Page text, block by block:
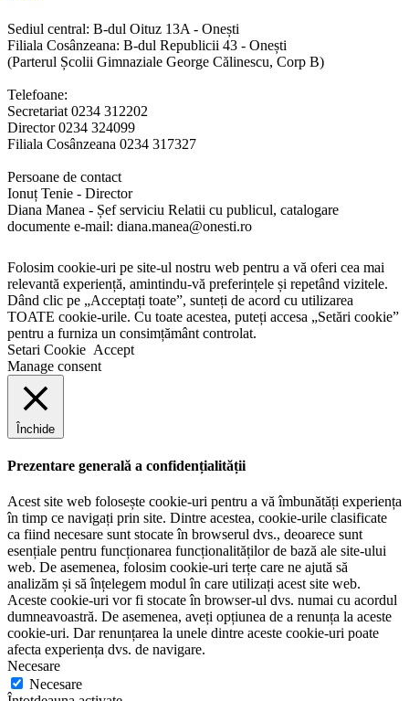
Sediul central: B-dul Oituz 13A - Onești
Filiala Cosânzeana: B-dul Republicii 43 - Onești
(Parterul Școlii Gimnaziale George Călinescu, Corp B)
Telefoane:
Secretariat 0234 312202
Director 0234 324099
Filiala Cosânzeana 0234 317327
Persoane de contact
Ionuț Tenie - Director
Diana Manea - Șef serviciu Relatii cu publicul, catalogare
documente e-mail: diana.manea@onesti.ro
Folosim cookie-uri pe site-ul nostru web pentru a vă oferi cea mai
relevantă experiență, amintindu-vă preferințele și repetând vizitele.
Dând clic pe „Acceptați toate”, sunteți de acord cu utilizarea
TOATE cookie-urile. Cu toate acestea, puteți accesa „Setări cookie”
pentru a furniza un consimțământ controlat.
Setari Cookie Accept
Manage consent
Închide
Prezentare generală a confidențialității
Acest site web folosește cookie-uri pentru a vă îmbunătăți experiența
în timp ce navigați prin site. Dintre acestea, cookie-urile clasificate
ca fiind necesare sunt stocate în browserul dvs., deoarece sunt
esențiale pentru funcționarea funcționalităților de bază ale site-ului
web. De asemenea, folosim cookie-uri terțe care ne ajută să
analizăm și să înțelegem modul în care utilizați acest site web.
Aceste cookie-uri vor fi stocate în browser-ul dvs. numai cu acordul
dumneavoastră. De asemenea, aveți opțiunea de a renunța la aceste
cookie-uri. Dar renunțarea la unele dintre aceste cookie-uri poate
afecta experiența dvs. de navigare.
Necesare
Necesare